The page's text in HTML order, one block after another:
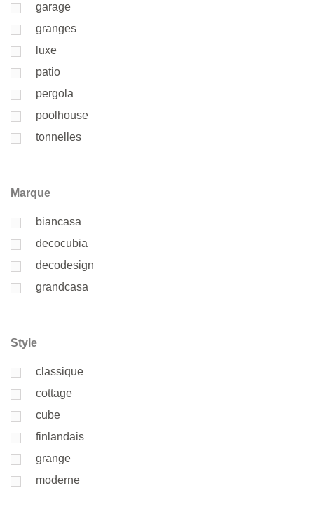
garage
granges
luxe
patio
pergola
poolhouse
tonnelles
Marque
biancasa
decocubia
decodesign
grandcasa
Style
classique
cottage
cube
finlandais
grange
moderne